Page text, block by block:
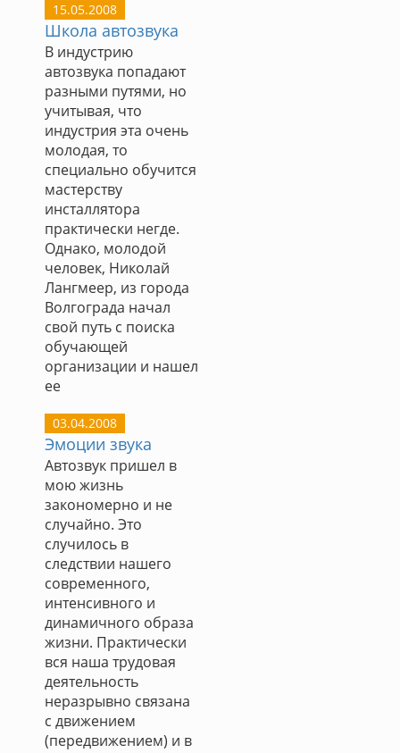
15.05.2008
Школа автозвука
В индустрию
автозвука попадают
разными путями, но
учитывая, что
индустрия эта очень
молодая, то
специально обучится
мастерству
инсталлятора
практически негде.
Однако, молодой
человек, Николай
Лангмеер, из города
Волгограда начал
свой путь с поиска
обучающей
организации и нашел
ее
03.04.2008
Эмоции звука
Автозвук пришел в
мою жизнь
закономерно и не
случайно. Это
случилось в
следствии нашего
современного,
интенсивного и
динамичного образа
жизни. Практически
вся наша трудовая
деятельность
неразрывно связана
с движением
(передвижением) и в